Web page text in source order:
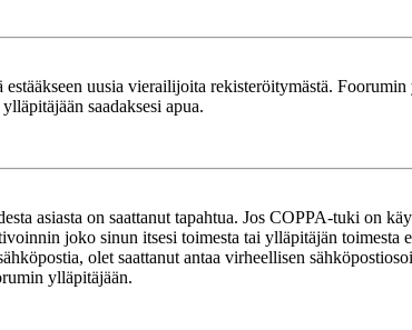
uusia vierailijoita rekisteröitymästä.
saadaksesi apua.
asiasta on saattanut tapahtua. Jos COPPA-tuki on
joko sinun itsesi toimesta tai ylläpitäjän
olet saattanut antaa virheellisen
ylläpitäjään.